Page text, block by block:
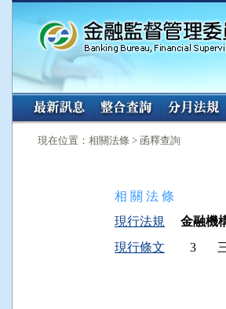
:::
現在位置：相關法條 > 函釋查詢
相 關 法 條
現行法規
金融機
現行條文
3